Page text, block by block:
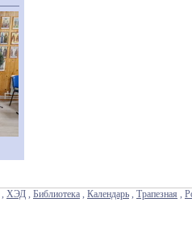
, ХЭД , Библиотека , Календарь , Трапезная ,